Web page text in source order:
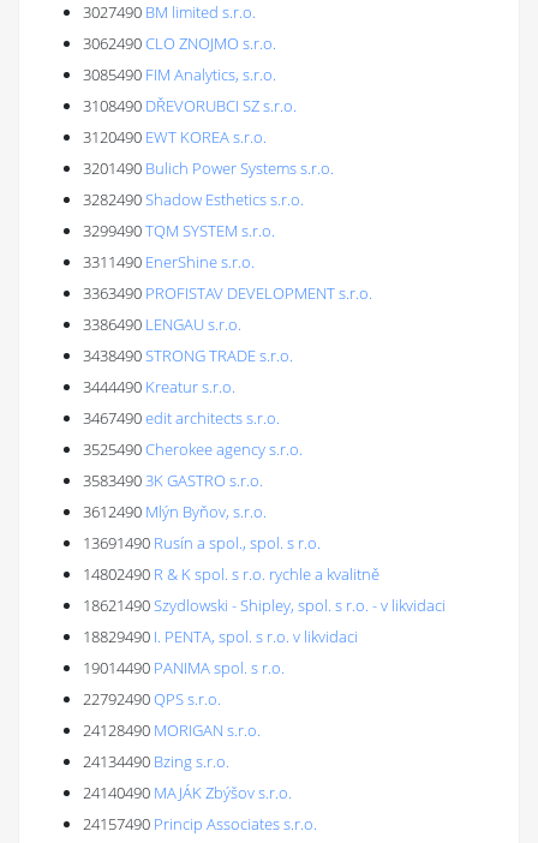
3027490 BM limited s.r.o.
3062490CLO ZNOJMO s.r.o.
3085490 FIM Analytics, s.r.o.
3108490 DŘEVORUBCI SZ s.r.o.
3120490 EWT KOREA s.r.o.
3201490 Bulich Power Systems s.r.o.
3282490Shadow Esthetics s.r.o.
3299490TQM SYSTEM s.r.o.
3311490 EnerShine s.r.o.
3363490 PROFISTAV DEVELOPMENT s.r.o.
3386490 LENGAU s.r.o.
3438490STRONG TRADE s.r.o.
3444490 Kreatur s.r.o.
3467490edit architects s.r.o.
3525490Cherokee agency s.r.o.
35834903K GASTRO s.r.o.
3612490 Mlýn Byňov, s.r.o.
13691490 Rusín a spol., spol. s r.o.
14802490 R & K spol. s r.o. rychle a kvalitně
18621490Szydlowski - Shipley, spol. s r.o. - v likvidaci
18829490 I. PENTA, spol. s r.o. v likvidaci
19014490 PANIMA spol. s r.o.
22792490QPS s.r.o.
24128490 MORIGAN s.r.o.
24134490 Bzing s.r.o.
24140490 MAJÁK Zbýšov s.r.o.
24157490 Princip Associates s.r.o.